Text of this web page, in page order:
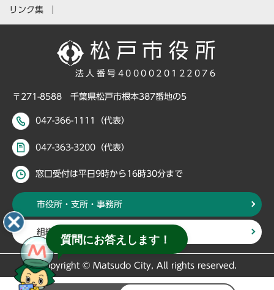
リンク集
法人番号4000020122076
〒271-8588 千葉県松戸市根本387番地の5
047-366-1111（代表）
047-363-3200（代表）
窓口受付は平日9時から16時30分まで
市役所・支所・事務所
組織・部署から探す
Copyright © Matsudo City, All rights reserved.
質問にお答えします！